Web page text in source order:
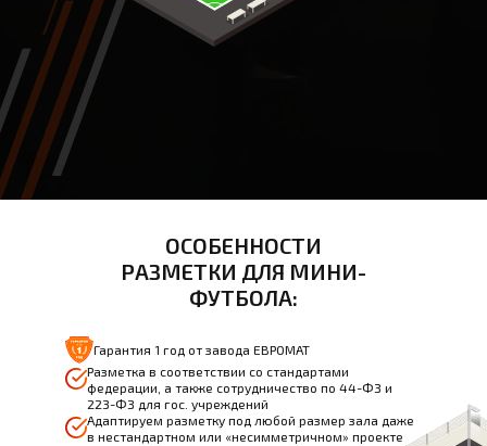
ОСОБЕННОСТИ
РАЗМЕТКИ ДЛЯ МИНИ-
ФУТБОЛА:
Разметка в соответствии со стандартами
федерации, а также сотрудничество по 44-ФЗ и
223-ФЗ для гос. учреждений
Гарантия 1 год от завода ЕВРОМАТ
Адаптируем разметку под любой размер зала даже
в нестандартном или «несимметричном» проекте